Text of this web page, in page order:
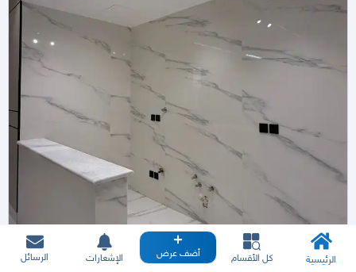
الرئيسية كل الأقسام أضف عرض الإشعارات الرسائل